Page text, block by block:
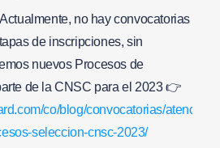
no hay convocatorias
de inscripciones, sin
nuevos Procesos de
de la CNSC para el 2023 👉
co/blog/convocatorias/atencion-
seleccion-cnsc-2023/